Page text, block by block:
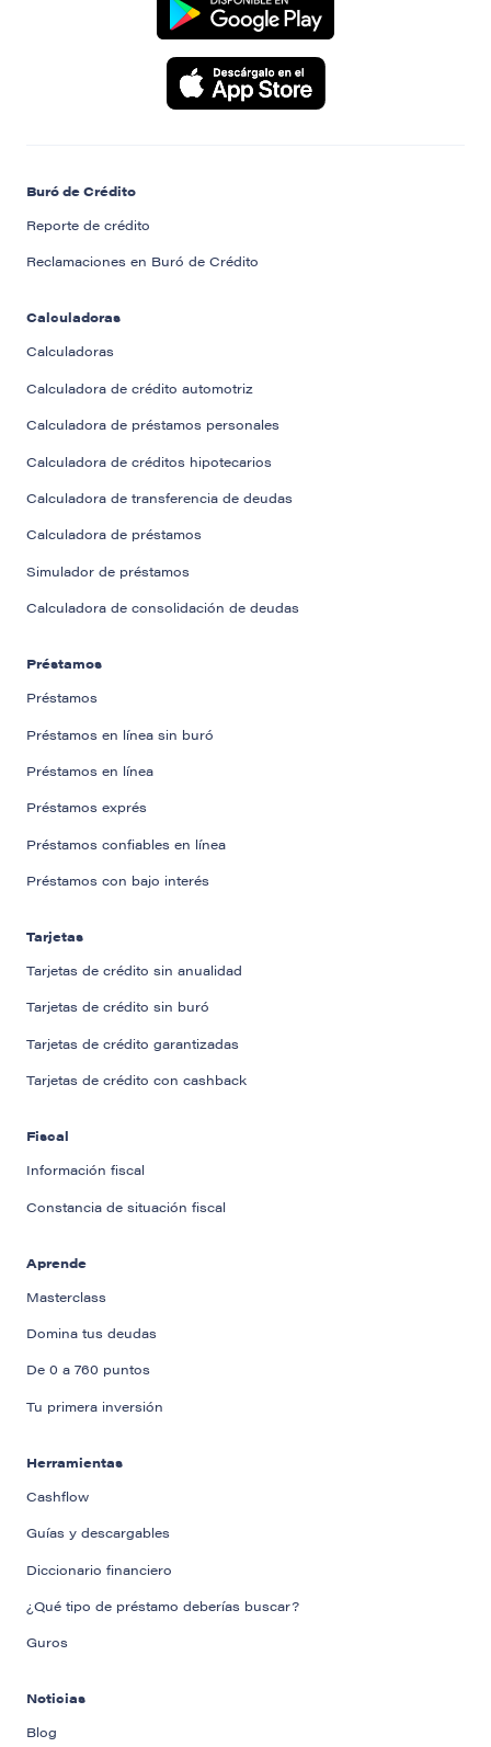
Buró de Crédito
Reporte de crédito
Reclamaciones en Buró de Crédito
Calculadoras
Calculadoras
Calculadora de crédito automotriz
Calculadora de préstamos personales
Calculadora de créditos hipotecarios
Calculadora de transferencia de deudas
Calculadora de préstamos
Simulador de préstamos
Calculadora de consolidación de deudas
Préstamos
Préstamos
Préstamos en línea sin buró
Préstamos en línea
Préstamos exprés
Préstamos confiables en línea
Préstamos con bajo interés
Tarjetas
Tarjetas de crédito sin anualidad
Tarjetas de crédito sin buró
Tarjetas de crédito garantizadas
Tarjetas de crédito con cashback
Fiscal
Información fiscal
Constancia de situación fiscal
Aprende
Masterclass
Domina tus deudas
De 0 a 760 puntos
Tu primera inversión
Herramientas
Cashflow
Guías y descargables
Diccionario financiero
¿Qué tipo de préstamo deberías buscar?
Guros
Noticias
Blog